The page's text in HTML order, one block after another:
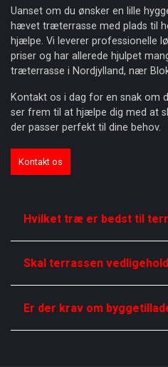
Uanset om du ønsker en lille
hævet træterrasse med plads til
hjælpe. Vi leverer professionelle
priser og har allerede hjulpet
træterrasse i Nordjylland, nær
Kontakt os i dag for en snak om
ser frem til at hjælpe dig med at
der passer perfekt til dine behov.
Kontakt os
Hvilket træ er bedst til
Skal terrassen
Er der krav om